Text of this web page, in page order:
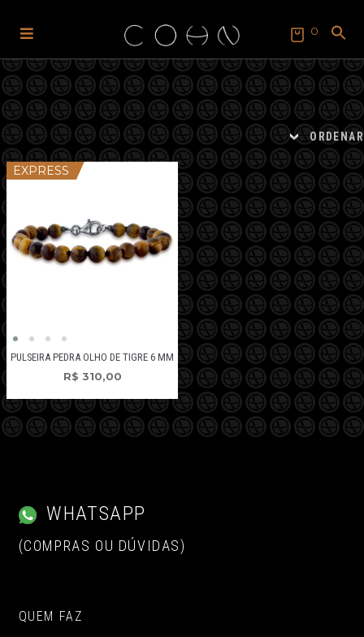
navegação
o
conteúdo
0
SEARCH
FOR:
Search Button
ORDENAR
EXPRESS
PULSEIRA PEDRA OLHO DE TIGRE 6 MM
R$ 310,00
WHATSAPP
(COMPRAS OU DÚVIDAS)
QUEM FAZ